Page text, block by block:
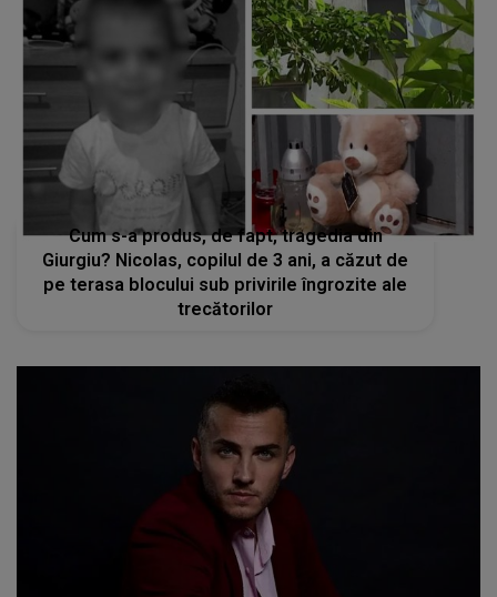
Cum s-a produs, de fapt, tragedia din
Giurgiu? Nicolas, copilul de 3 ani, a căzut de
pe terasa blocului sub privirile îngrozite ale
trecătorilor